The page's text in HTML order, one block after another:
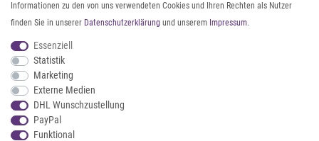
Twitter
Youtube
Threads
Textil- und Material-Guide
Geldbörse richtig organisieren
ZAHLUNG & VERSAND
Informationen zu den von uns verwendeten Cookies und Ihren Rechten als Nutzer
finden Sie in unserer Daten­schutz­erklärung und unserem Impressum.
Essenziell
Statistik
Marketing
Externe Medien
DHL Wunschzustellung
PayPal
Funktional